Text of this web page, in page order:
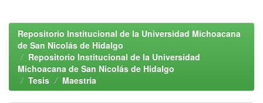
Repositorio Institucional de la Universidad Michoacana
de San Nicolás de Hidalgo
Repositorio Institucional de la Universidad
Michoacana de San Nicolás de Hidalgo
Tesis
Maestría